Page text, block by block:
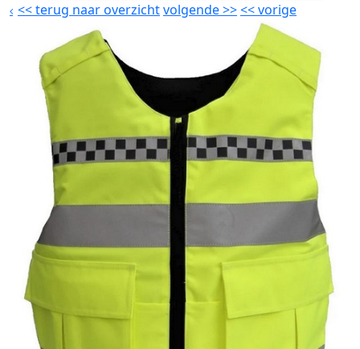
<<terug naar overzichtvolgende>><<vorige